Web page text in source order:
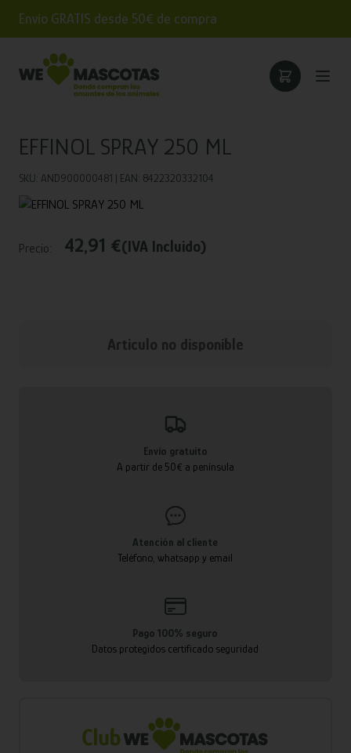
Envío GRATIS desde 50€ de compra
EFFINOL SPRAY 250 ML
SKU: AND900000481 | EAN: 8422320332104
Precio: 42,91 €(IVA Incluido)
Articulo no disponible
Envío gratuito
A partir de 50€ a península
Atención al cliente
Teléfono, whatsapp y email
Pago 100% seguro
Datos protegidos certificado seguridad